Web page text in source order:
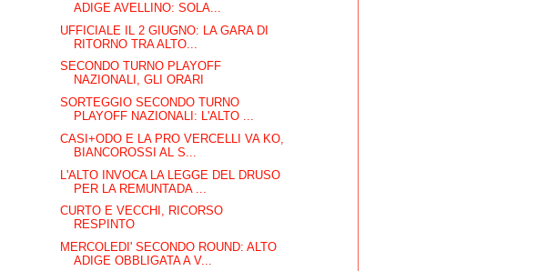
ADIGE AVELLINO: SOLA...
UFFICIALE IL 2 GIUGNO: LA GARA DI
RITORNO TRA ALTO...
SECONDO TURNO PLAYOFF
NAZIONALI, GLI ORARI
SORTEGGIO SECONDO TURNO
PLAYOFF NAZIONALI: L'ALTO ...
CASI+ODO E LA PRO VERCELLI VA KO,
BIANCOROSSI AL S...
L'ALTO INVOCA LA LEGGE DEL DRUSO
PER LA REMUNTADA ...
CURTO E VECCHI, RICORSO
RESPINTO
MERCOLEDI' SECONDO ROUND: ALTO
ADIGE OBBLIGATA A V...